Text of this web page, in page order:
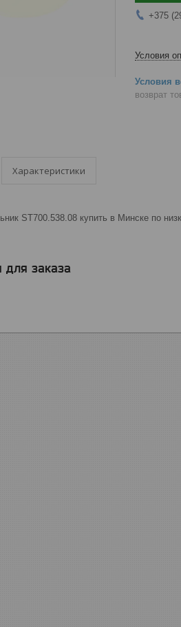
+375
Условия
возврат
Характеристики
ST700.538.08 купить в Минске по
заказа